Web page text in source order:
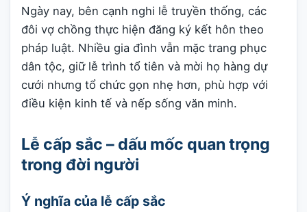
Ngày nay, bên cạnh nghi lễ truyền thống, các
đôi vợ chồng thực hiện đăng ký kết hôn theo
pháp luật. Nhiều gia đình vẫn mặc trang phục
dân tộc, giữ lễ trình tổ tiên và mời họ hàng dự
cưới nhưng tổ chức gọn nhẹ hơn, phù hợp với
điều kiện kinh tế và nếp sống văn minh.
Lễ cấp sắc – dấu mốc quan trọng
trong đời người
Ý nghĩa của lễ cấp sắc